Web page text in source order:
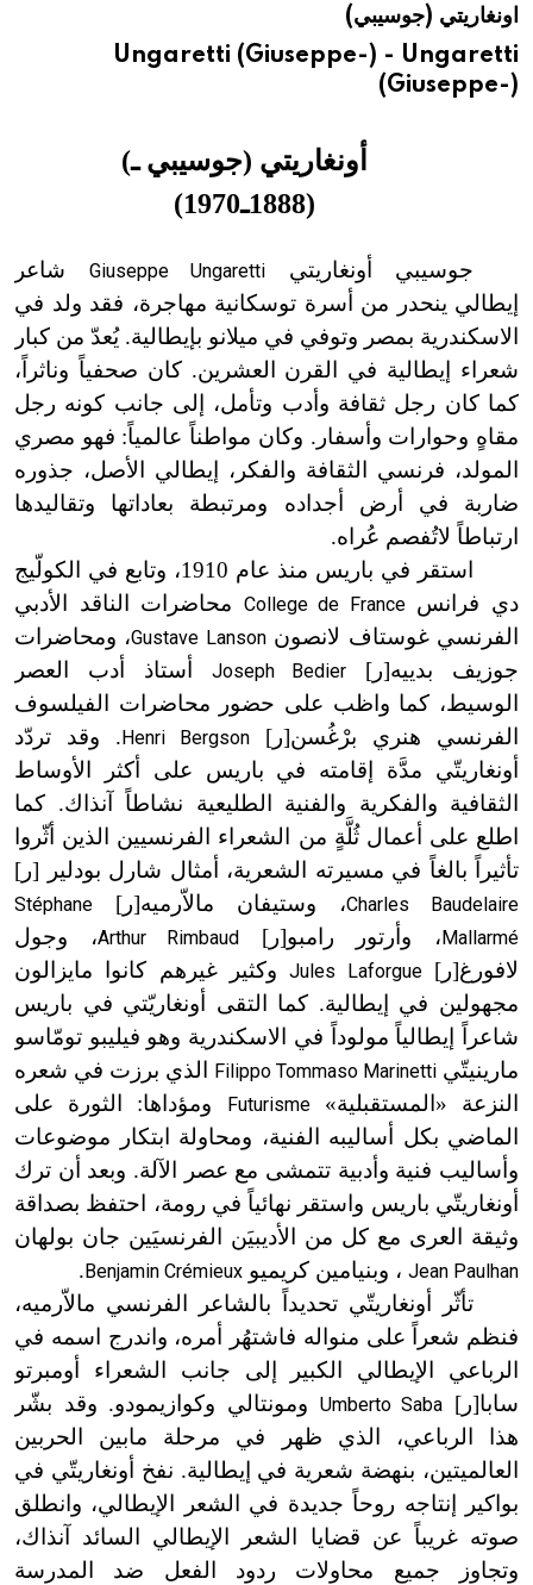
هيئة الموسوعة العربية تطلق موسوعات جديدة في عام 2026اونغاريتي (جوسيبي)
Ungaretti (Giuseppe-) - Ungaretti
(Giuseppe-)
أونغاريتي (جوسيبي ـ)
(1888ـ1970 )
جوسيبي أونغاريتي Giuseppe Ungaretti شاعر
إيطالي ينحدر من أسرة توسكانية مهاجرة، فقد ولد في
الاسكندرية بمصر وتوفي في ميلانو بإيطالية. يُعدّ من كبار
شعراء إيطالية في القرن العشرين. كان صحفياً وناثراً،
كما كان رجل ثقافة وأدب وتأمل، إلى جانب كونه رجل
مقاهٍ وحوارات وأسفار. وكان مواطناً عالمياً: فهو مصري
المولد، فرنسي الثقافة والفكر، إيطالي الأصل، جذوره
ضاربة في أرض أجداده ومرتبطة بعاداتها وتقاليدها
ارتباطاً لاتُفصم عُراه.
استقر في باريس منذ عام 1910، وتابع في الكولّيج
دي فرانسCollege de France محاضرات الناقد الأدبي
الفرنسي غوستاف لانصونGustave Lanson، ومحاضرات
جوزيف بدييه[ر] Joseph Bedier أستاذ أدب العصر
الوسيط، كما واظب على حضور محاضرات الفيلسوف
الفرنسي هنري برْغُسن[ر] Henri Bergson . وقد تردّد
أونغاريتّي مدَّة إقامته في باريس على أكثر الأوساط
الثقافية والفكرية والفنية الطليعية نشاطاً آنذاك. كما
اطلع على أعمال ثُلَّةٍ من الشعراء الفرنسيين الذين أثّروا
تأثيراً بالغاً في مسيرته الشعرية، أمثال شارل بودلير [ر]
Charles Baudelaire، وستيفان مالاّرميه[ر] Stéphane
Mallarmé ، وأرتور رامبو[ر] Arthur Rimbaud، وجول
لافورغ[ر]Jules Laforgueوكثير غيرهم كانوا مايزالون
مجهولين في إيطالية. كما التقى أونغاريّتي في باريس
شاعراً إيطالياً مولوداً في الاسكندرية وهو فيليبو تومّاسو
مارينيتّي Filippo Tommaso Marinetti
الذي برزت في شعره
النزعة «المستقبلية»Futurisme
ومؤداها: الثورة على
الماضي بكل أساليبه الفنية، ومحاولة ابتكار موضوعات
وأساليب فنية وأدبية تتمشى مع عصر الآلة. وبعد أن ترك
أونغاريتّي باريس واستقر نهائياً في رومة، احتفظ بصداقة
وثيقة العرى مع كل من الأديبيَن الفرنسيَين جان بولهان
Jean Paulhan ، وبنيامين كريميو Benjamin Crémieux
.
تأثّر أونغاريتّي تحديداً بالشاعر الفرنسي مالاّرميه،
فنظم شعراً على منواله فاشتهُر أمره، واندرج اسمه في
الرباعي الإيطالي الكبير إلى جانب الشعراء أومبرتو
سابا[ر] Umberto Saba ومونتالي وكوازيمودو. وقد بشّر
هذا الرباعي، الذي ظهر في مرحلة مابين الحربين
العالميتين، بنهضة شعرية في إيطالية. نفخ أونغاريتّي في
بواكير إنتاجه روحاً جديدة في الشعر الإيطالي، وانطلق
صوته غريباً عن قضايا الشعر الإيطالي السائد آنذاك،
وتجاوز جميع محاولات ردود الفعل ضد المدرسة